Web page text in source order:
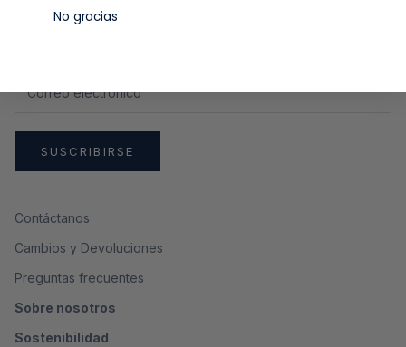
Regístrate y recibe un
SUSCRIBIRSE
Contáctanos
Cambios y Devoluciones
Preguntas frecuentes
Sobre nosotros
Sostenibilidad
No gracias